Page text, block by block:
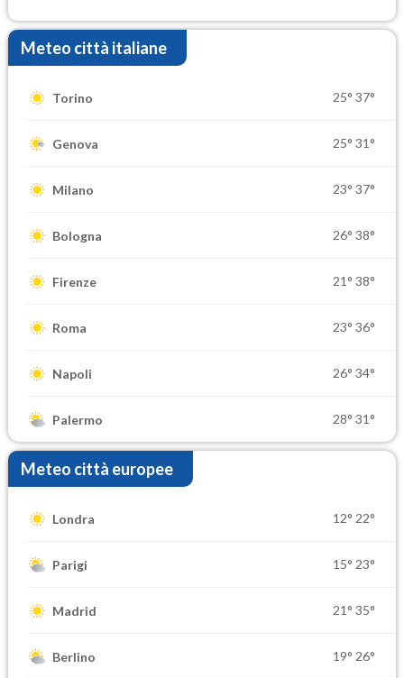
Meteo città italiane
Torino 25° 37°
Genova 25° 31°
Milano 23° 37°
Bologna 26° 38°
Firenze 21° 38°
Roma 23° 36°
Napoli 26° 34°
Palermo 28° 31°
Meteo città europee
Londra 12° 22°
Parigi 15° 23°
Madrid 21° 35°
Berlino 19° 26°